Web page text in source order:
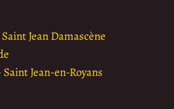
Jean Damascène
Saint Jean-en-Royans